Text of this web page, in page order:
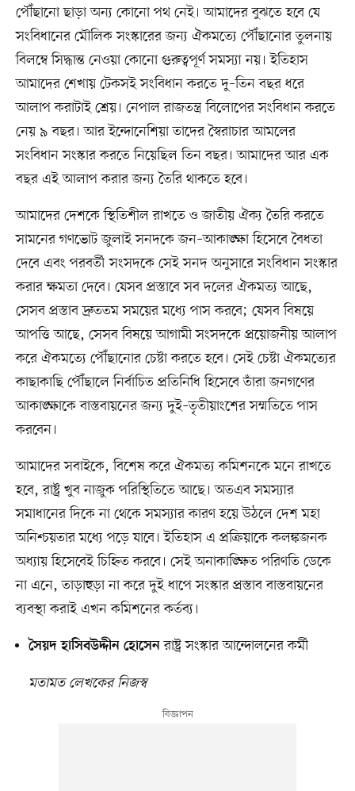
পৌঁছানো ছাড়া অন্য কোনো পথ নেই। আমাদের বুঝতে হবে যে
সংবিধানের মৌলিক সংস্কারের জন্য ঐকমত্যে পৌঁছানোর তুলনায়
বিলম্বে সিদ্ধান্ত নেওয়া কোনো গুরুত্বপূর্ণ সমস্যা নয়। ইতিহাস
আমাদের শেখায় টেকসই সংবিধান করতে দু–তিন বছর ধরে
আলাপ করাটাই শ্রেয়। নেপাল রাজতন্ত্র বিলোপের সংবিধান করতে
নেয় ৯ বছর। আর ইন্দোনেশিয়া তাদের স্বৈরাচার আমলের
সংবিধান সংস্কার করতে নিয়েছিল তিন বছর। আমাদের আর এক
বছর এই আলাপ করার জন্য তৈরি থাকতে হবে।
আমাদের দেশকে স্থিতিশীল রাখতে ও জাতীয় ঐক্য তৈরি করতে
সামনের গণভোট জুলাই সনদকে জন–আকাঙ্ক্ষা হিসেবে বৈধতা
দেবে এবং পরবর্তী সংসদকে সেই সনদ অনুসারে সংবিধান সংস্কার
করার ক্ষমতা দেবে। যেসব প্রস্তাবে সব দলের ঐকমত্য আছে,
সেসব প্রস্তাব দ্রুততম সময়ের মধ্যে পাস করবে; যেসব বিষয়ে
আপত্তি আছে, সেসব বিষয়ে আগামী সংসদকে প্রয়োজনীয় আলাপ
করে ঐকমত্যে পৌঁছানোর চেষ্টা করতে হবে। সেই চেষ্টা ঐকমত্যের
কাছাকাছি পৌঁছালে নির্বাচিত প্রতিনিধি হিসেবে তাঁরা জনগণের
আকাঙ্ক্ষাকে বাস্তবায়নের জন্য দুই–তৃতীয়াংশের সম্মতিতে পাস
করবেন।
আমাদের সবাইকে, বিশেষ করে ঐকমত্য কমিশনকে মনে রাখতে
হবে, রাষ্ট্র খুব নাজুক পরিস্থিতিতে আছে। অতএব সমস্যার
সমাধানের দিকে না থেকে সমস্যার কারণ হয়ে উঠলে দেশ মহা
অনিশ্চয়তার মধ্যে পড়ে যাবে। ইতিহাস এ প্রক্রিয়াকে কলঙ্কজনক
অধ্যায় হিসেবেই চিহ্নিত করবে। সেই অনাকাঙ্ক্ষিত পরিণতি ডেকে
না এনে, তাড়াহুড়া না করে দুই ধাপে সংস্কার প্রস্তাব বাস্তবায়নের
ব্যবস্থা করাই এখন কমিশনের কর্তব্য।
সৈয়দ হাসিবউদ্দীন হোসেনরাষ্ট্র সংস্কার আন্দোলনের কর্মী
মতামত লেখকের নিজস্ব